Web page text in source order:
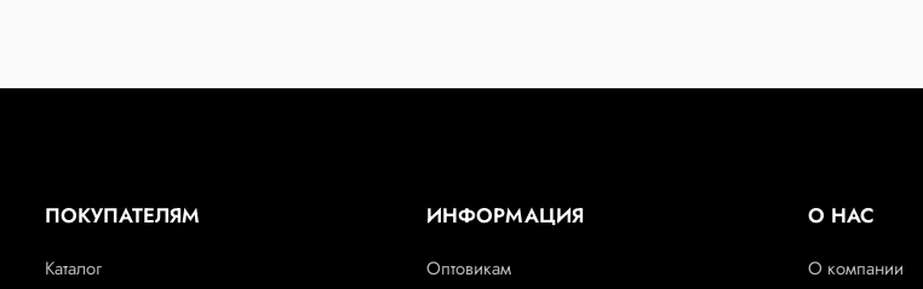
ПОКУПАТЕЛЯМ
Каталог
ИНФОРМАЦИЯ
Оптовикам
О НАС
О компании